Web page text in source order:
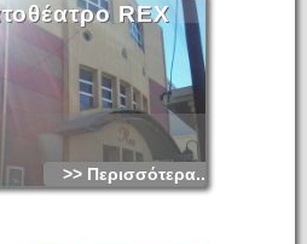
REX
>> Περισσότερα...